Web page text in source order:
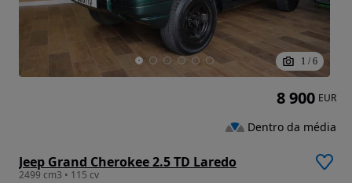
1 / 6
Jeep Grand Cherokee 2.5 TD Laredo
2499 cm3 • 115 cv
8 900 EUR
Dentro da média